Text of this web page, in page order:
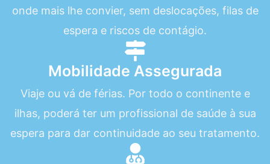
onde mais lhe convier, sem deslocações, filas de
espera e riscos de contágio.
Mobilidade Assegurada
Viaje ou vá de férias. Por todo o continente e
ilhas, poderá ter um profissional de saúde à sua
espera para dar continuidade ao seu tratamento.